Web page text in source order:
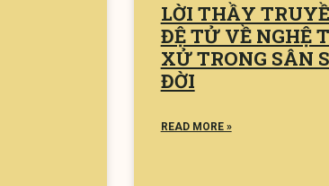
LỜI THẦY
ĐỆ TỬ VỀ NGHỆ
XỬ TRONG SÂN
ĐỜI
READ MORE »